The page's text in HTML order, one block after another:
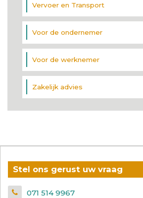
Vervoer en Transport
Voor de ondernemer
Voor de werknemer
Zakelijk advies
Stel ons gerust uw vraag
071 514 9967